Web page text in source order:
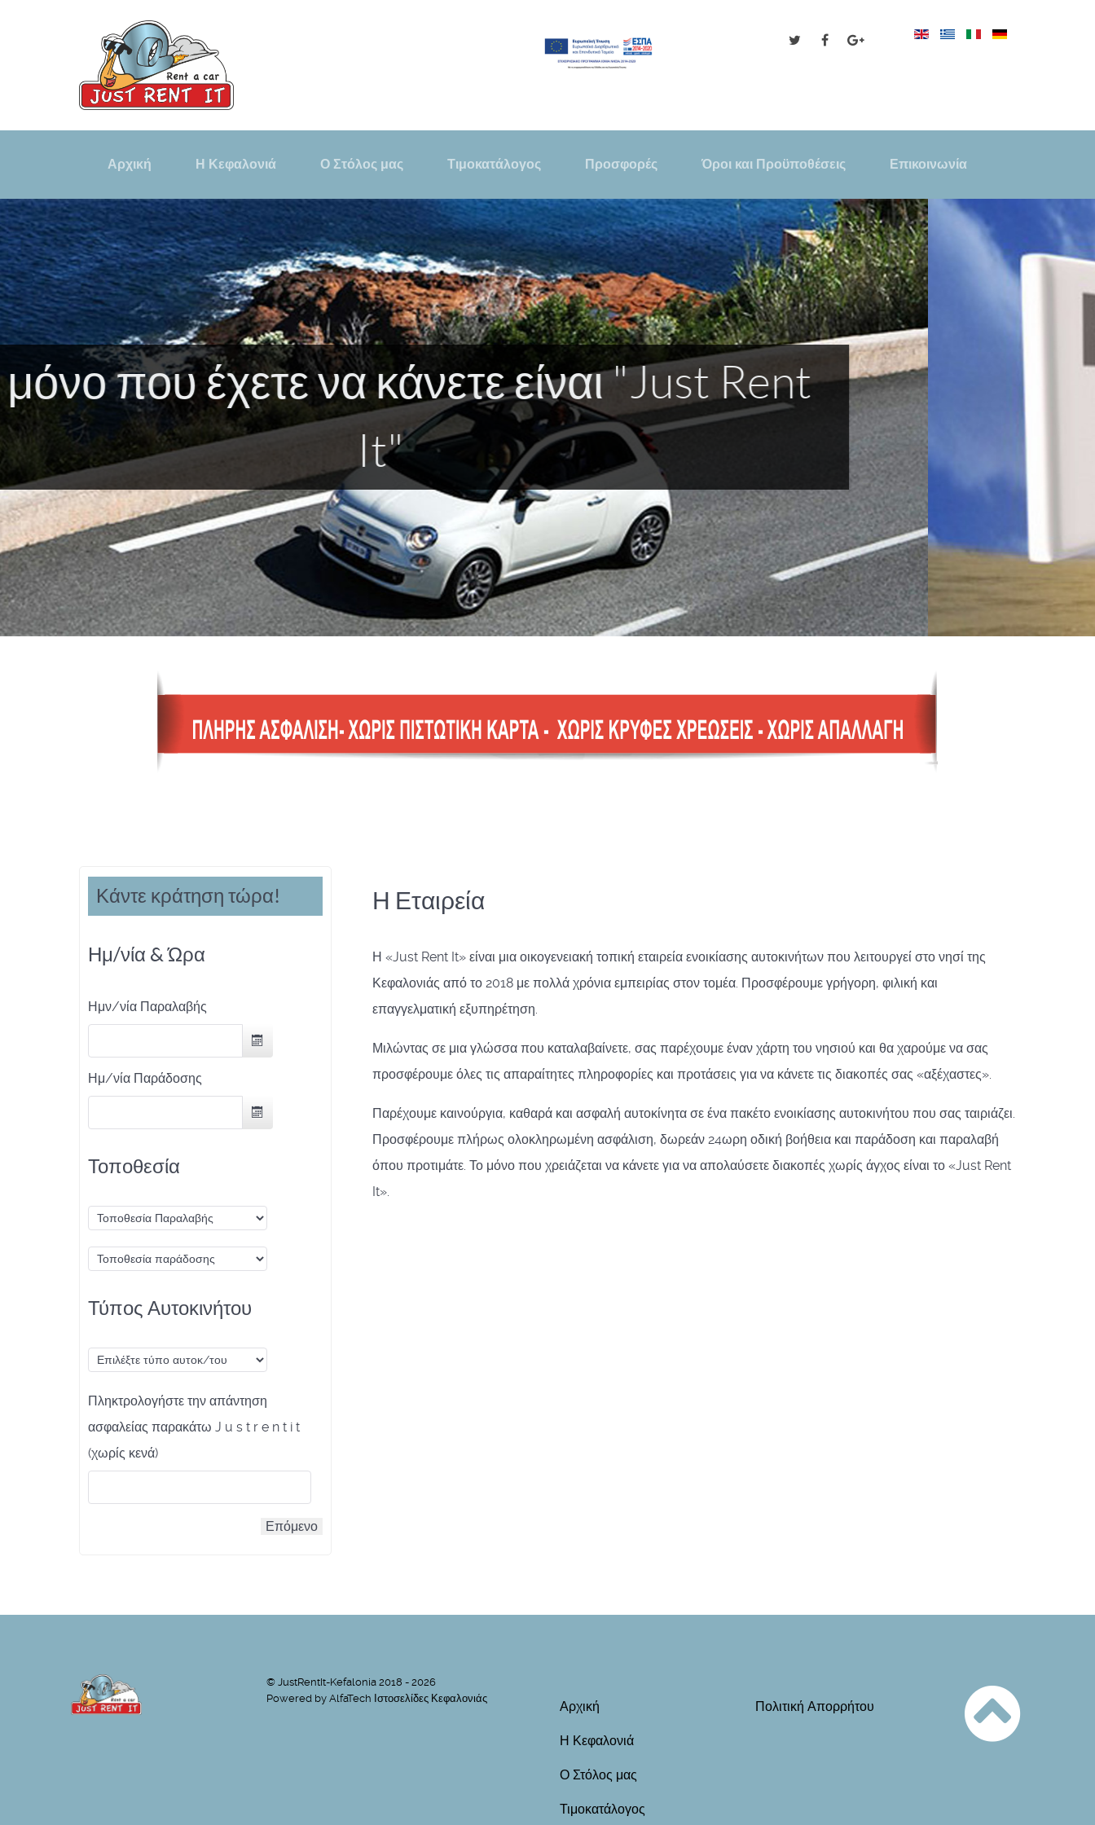
Αρχική Η Κεφαλονιά Ο Στόλος μας Τιμοκατάλογος Προσφορές Όροι και Προϋποθέσεις Επικοινωνία
Ενοικίαση αυτοκινήτου χωρίς άγχος για
διακοπές χωρίς άγχος!
Κάντε κράτηση τώρα!
Ημ/νία & Ώρα
Ημν/νία Παραλαβής
Ημ/νία Παράδοσης
Τοποθεσία
Τύπος Αυτοκινήτου
Πληκτρολογήστε την απάντηση
ασφαλείας παρακάτω J u s t r e n t i t
(χωρίς κενά)
Επόμενο
Η Εταιρεία
Η «Just Rent It» είναι μια οικογενειακή τοπική εταιρεία ενοικίασης αυτοκινήτων που λειτουργεί στο νησί της
Κεφαλονιάς από το 2018 με πολλά χρόνια εμπειρίας στον τομέα. Προσφέρουμε γρήγορη, φιλική και
επαγγελματική εξυπηρέτηση.
Μιλώντας σε μια γλώσσα που καταλαβαίνετε, σας παρέχουμε έναν χάρτη του νησιού και θα χαρούμε να σας
προσφέρουμε όλες τις απαραίτητες πληροφορίες και προτάσεις για να κάνετε τις διακοπές σας «αξέχαστες».
Παρέχουμε καινούργια, καθαρά και ασφαλή αυτοκίνητα σε ένα πακέτο ενοικίασης αυτοκινήτου που σας ταιριάζει.
Προσφέρουμε πλήρως ολοκληρωμένη ασφάλιση, δωρεάν 24ωρη οδική βοήθεια και παράδοση και παραλαβή
όπου προτιμάτε. Το μόνο που χρειάζεται να κάνετε για να απολαύσετε διακοπές χωρίς άγχος είναι το «Just Rent
It».
© JustRentIt-Kefalonia 2018 - 2026
Powered by AlfaTech Ιστοσελίδες Κεφαλονιάς
Αρχική
Η Κεφαλονιά
Ο Στόλος μας
Τιμοκατάλογος
Πολιτική Απορρήτου